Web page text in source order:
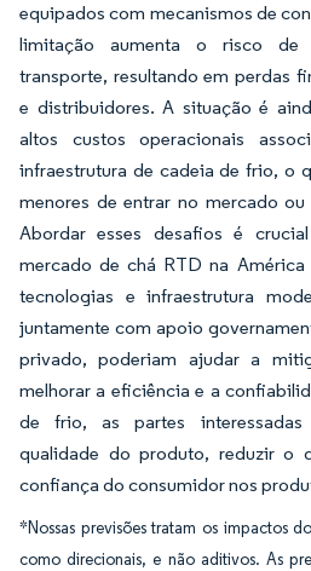
equipados com mecanismos de
limitação aumenta o risco de
transporte, resultando em perdas
e distribuidores. A situação é
altos custos operacionais
infraestrutura de cadeia de frio, o
menores de entrar no mercado
Abordar esses desafios é
mercado de chá RTD na
tecnologias e infraestrutura
juntamente com apoio
privado, poderiam ajudar a
melhorar a eficiência e a
de frio, as partes
qualidade do produto, reduzir o
confiança do consumidor nos
*Nossas previsões tratam os impactos
como direcionais, e não aditivos. As